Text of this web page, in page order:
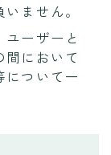
ません。
ーザーと
において
について一